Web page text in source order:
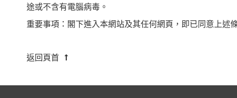
途或不含有電腦病毒。
重要事項：閣下進入本網站及其任何網頁，即已同意上述
返回頁首